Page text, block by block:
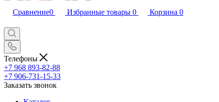
Сравнение0 Избранные товары 0 Корзина 0
Телефоны
+7 968 893-82-88
+7 906-731-15-33
Заказать звонок